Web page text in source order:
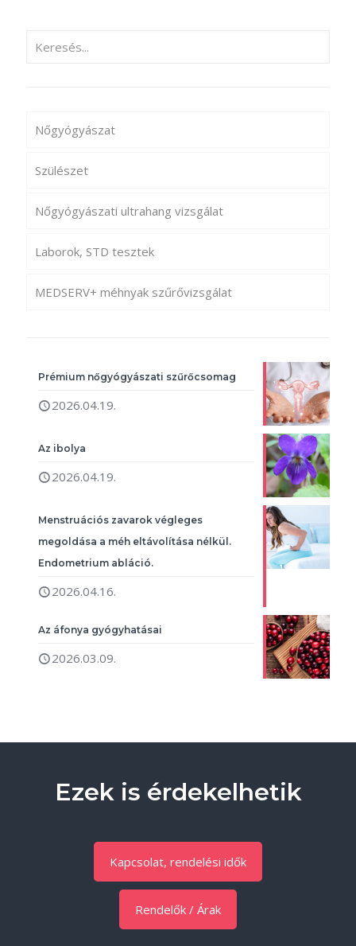
Nőgyógyászat
Szülészet
Nőgyógyászati ultrahang vizsgálat
Laborok, STD tesztek
MEDSERV+ méhnyak szűrővizsgálat
Prémium nőgyógyászati szűrőcsomag
2026.04.19.
Az ibolya
2026.04.19.
Menstruációs zavarok végleges
megoldása a méh eltávolítása nélkül.
Endometrium abláció.
2026.04.16.
Az áfonya gyógyhatásai
2026.03.09.
Ezek is érdekelhetik
Kapcsolat, rendelési idők
Rendelők / Árak